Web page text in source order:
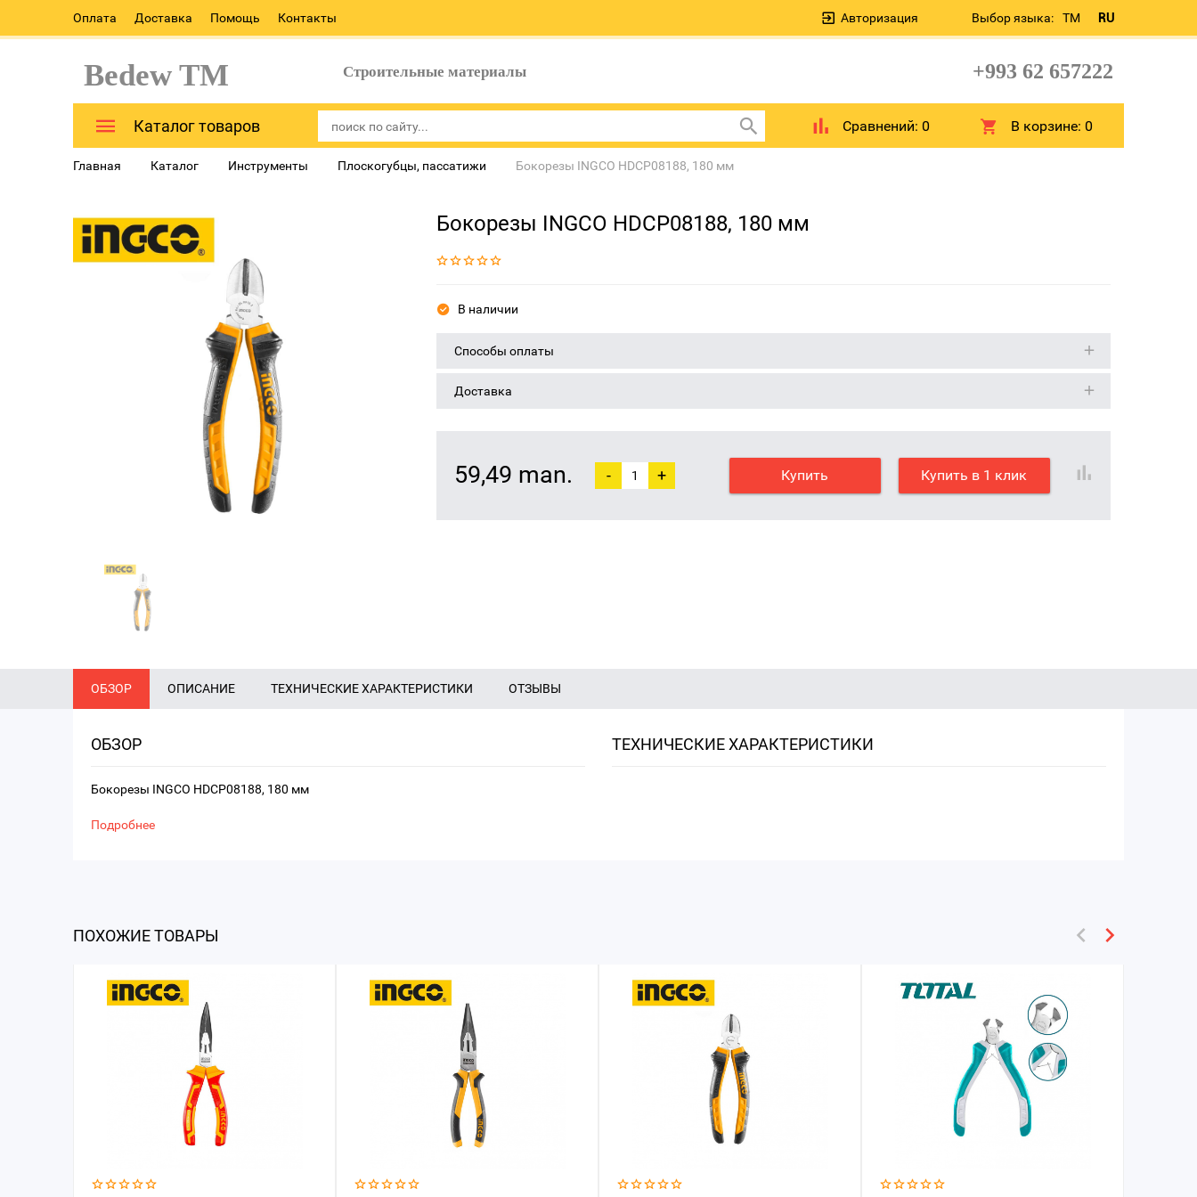
Оплата Доставка Помощь Контакты Выбор языка: TM RU
Авторизация
Bedew TM Строительные материалы +993 62 657222
Каталог товаров Сравнений: 0 В корзине:0
Главная Каталог Инструменты Плоскогубцы, пассатижи Бокорезы INGCO HDCP08188, 180 мм
Бокорезы INGCO HDCP08188, 180 мм
В наличии
Способы оплаты
Доставка
59,49 man. - + Купить Купить в 1 клик
ОБЗОР ОПИСАНИЕ ТЕХНИЧЕСКИЕ ХАРАКТЕРИСТИКИ ОТЗЫВЫ
ОБЗОР
Бокорезы INGCO HDCP08188, 180 мм
Подробнее
ТЕХНИЧЕСКИЕ ХАРАКТЕРИСТИКИ
ПОХОЖИЕ ТОВАРЫ